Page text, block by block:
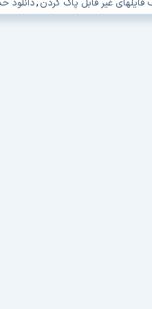
فایلهای غیر قابل پاک کردن,دانلود
,دانلود پاک کردن فایلهای غیر قابل Delete